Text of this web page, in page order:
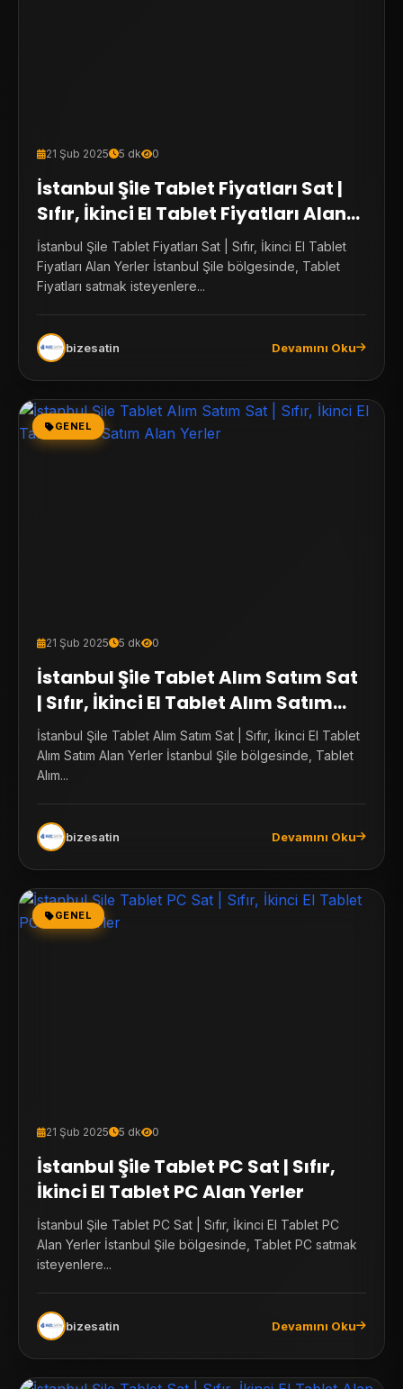
21 Şub 2025 5 dk 0
İstanbul Şile Tablet Fiyatları Sat |
Sıfır, İkinci El Tablet Fiyatları Alan
Yerler
İstanbul Şile Tablet Fiyatları Sat | Sıfır, İkinci El Tablet
Fiyatları Alan Yerler İstanbul Şile bölgesinde, Tablet
Fiyatları satmak isteyenlere...
bizesatin Devamını Oku
GENEL
21 Şub 2025 5 dk 0
İstanbul Şile Tablet Alım Satım Sat
| Sıfır, İkinci El Tablet Alım Satım
Alan Yerler
İstanbul Şile Tablet Alım Satım Sat | Sıfır, İkinci El Tablet
Alım Satım Alan Yerler İstanbul Şile bölgesinde, Tablet
Alım...
bizesatin Devamını Oku
GENEL
21 Şub 2025 5 dk 0
İstanbul Şile Tablet PC Sat | Sıfır,
İkinci El Tablet PC Alan Yerler
İstanbul Şile Tablet PC Sat | Sıfır, İkinci El Tablet PC
Alan Yerler İstanbul Şile bölgesinde, Tablet PC satmak
isteyenlere...
bizesatin Devamını Oku